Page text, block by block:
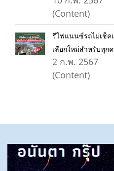
(Content)
รีไฟแนนซ์รถไม่เช็ค
เลือกใหม่สำหรับทุก
2 ก.พ. 2567
(Content)